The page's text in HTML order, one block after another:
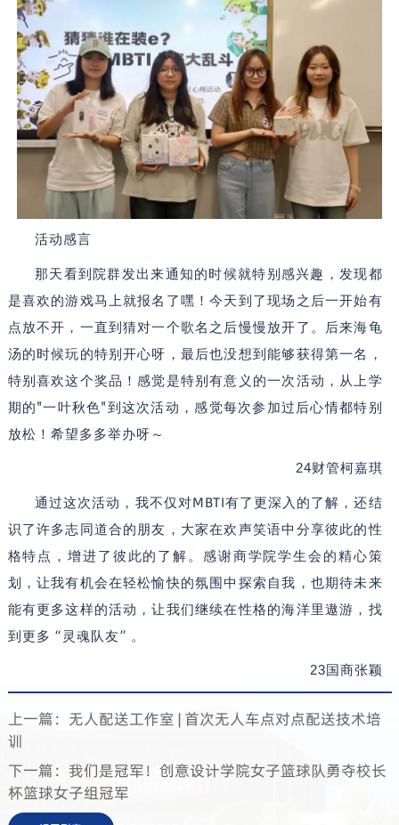
活动感言
那天看到院群发出来通知的时候就特别感兴趣，发现都
是喜欢的游戏马上就报名了嘿！今天到了现场之后一开始有
点放不开，一直到猜对一个歌名之后慢慢放开了。后来海龟
汤的时候玩的特别开心呀，最后也没想到能够获得第一名，
特别喜欢这个奖品！感觉是特别有意义的一次活动，从上学
期的"一叶秋色"到这次活动，感觉每次参加过后心情都特别
放松！希望多多举办呀～
24财管柯嘉琪
通过这次活动，我不仅对MBTI有了更深入的了解，还结
识了许多志同道合的朋友，大家在欢声笑语中分享彼此的性
格特点，增进了彼此的了解。感谢商学院学生会的精心策
划，让我有机会在轻松愉快的氛围中探索自我，也期待未来
能有更多这样的活动，让我们继续在性格的海洋里遨游，找
到更多 “ 灵魂队友” 。
23国商张颖
上一篇：无人配送工作室 | 首次无人车点对点配送技术培
训
下一篇：我们是冠军！创意设计学院女子篮球队勇夺校长
杯篮球女子组冠军